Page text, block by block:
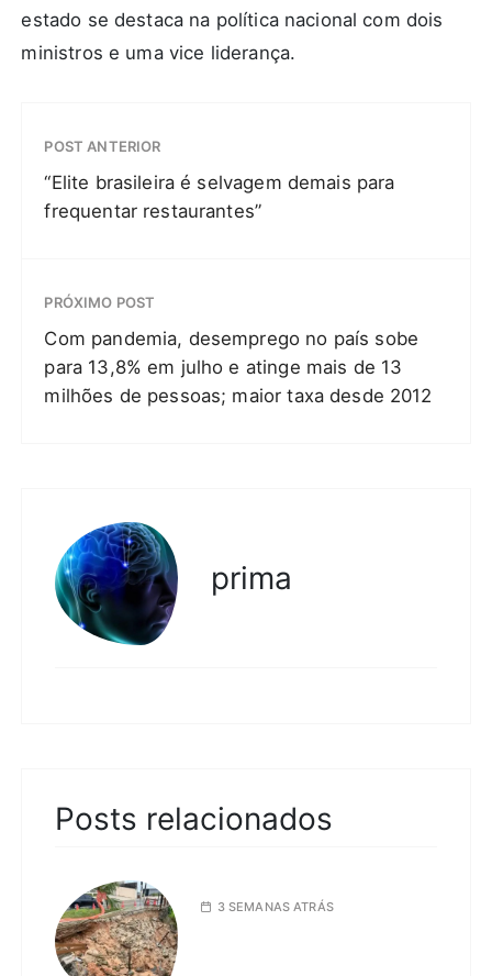
estado se destaca na política nacional com dois
ministros e uma vice liderança.
POST ANTERIOR
“Elite brasileira é selvagem demais para
frequentar restaurantes”
PRÓXIMO POST
Com pandemia, desemprego no país sobe
para 13,8% em julho e atinge mais de 13
milhões de pessoas; maior taxa desde 2012
prima
Posts relacionados
3 SEMANAS ATRÁS